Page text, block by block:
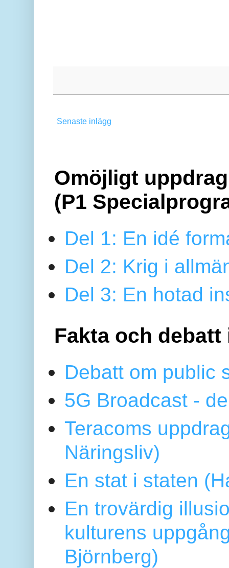
Senaste inlägg
Omöjligt
(P1
Del 1: En idé
Del 2: Krig i
Del 3: En hotad
Fakta och debatt
Debatt om public
5G Broadcast -
Teracoms
Näringsliv)
En stat i staten
En trovärdig
kulturens
Björnberg)